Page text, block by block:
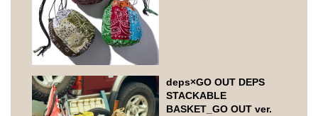
deps×GO OUT DEPS
STACKABLE
BASKET_GO OUT ver.